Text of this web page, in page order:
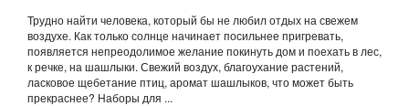
Трудно найти человека, который бы не любил отдых на свежем
воздухе. Как только солнце начинает посильнее пригревать,
появляется непреодолимое желание покинуть дом и поехать в лес,
к речке, на шашлыки. Свежий воздух, благоухание растений,
ласковое щебетание птиц, аромат шашлыков, что может быть
прекраснее? Наборы для ...